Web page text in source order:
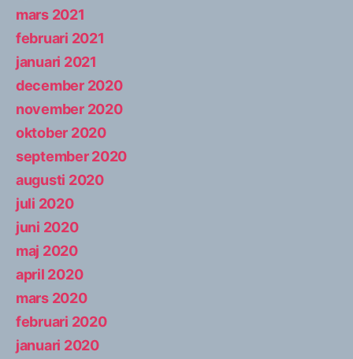
mars 2021
februari 2021
januari 2021
december 2020
november 2020
oktober 2020
september 2020
augusti 2020
juli 2020
juni 2020
maj 2020
april 2020
mars 2020
februari 2020
januari 2020